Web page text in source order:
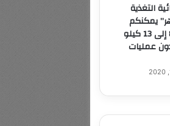
التغذية
يمكنكم
خسارة 8 إلى 13 كيلو
عمليات